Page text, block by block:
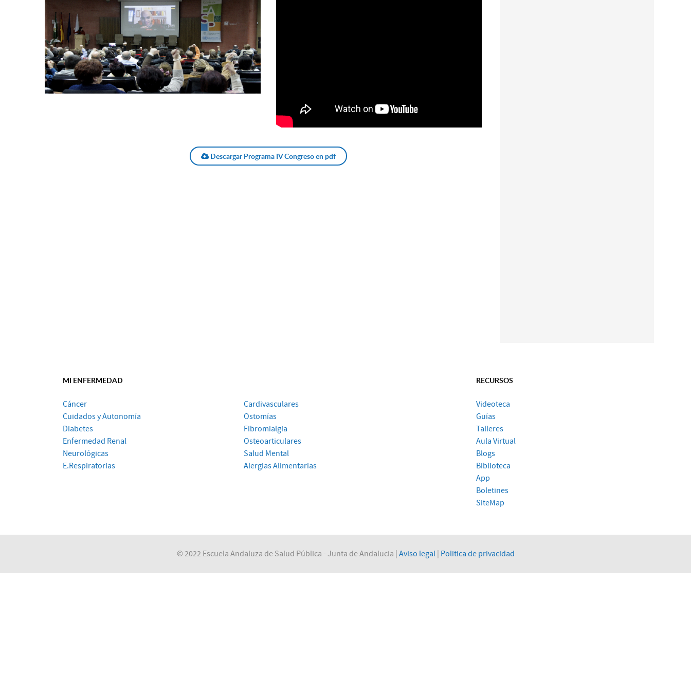
Descargar Programa IV Congreso en pdf
MI ENFERMEDAD
Cáncer
Cuidados y Autonomía
Diabetes
Enfermedad Renal
Neurológicas
E.Respiratorias
Cardivasculares
Ostomías
Fibromialgia
Osteoarticulares
Salud Mental
Alergias Alimentarias
RECURSOS
Videoteca
Guías
Talleres
Aula Virtual
Blogs
Biblioteca
App
Boletines
SiteMap
© 2022 Escuela Andaluza de Salud Pública - Junta de Andalucia | Aviso legal| Politica de privacidad